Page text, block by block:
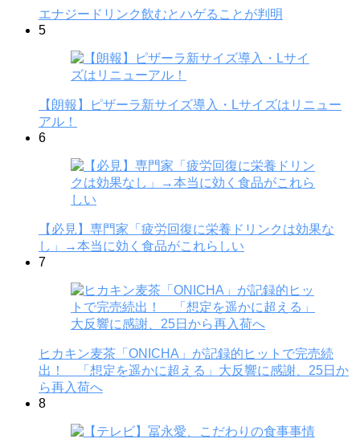
エナジードリンク飲むとハゲることが判明
5
【朗報】ピザーラ新サイズ導入・Lサイズはリニュー
アル！
6
【必見】専門家「疲労回復に栄養ドリンクは効果な
し」→本当に効く食品がこれらしい
7
ヒカキン麦茶「ONICHA」が記録的ヒットで完売続
出！ 「想定を遥かに超える」大反響に感謝、25日か
ら再入荷へ
8